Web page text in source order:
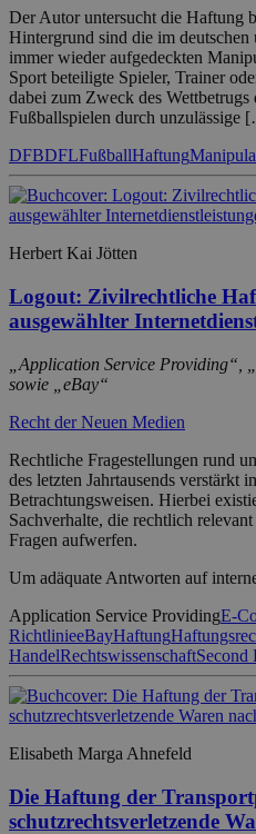
Der Autor untersucht die Haftung
Hintergrund sind die im
immer wieder aufgedeckten
Sport beteiligte Spieler, Trainer
dabei zum Zweck des Wettbetrugs
Fußballspielen durch unzulässige
DFBDFLFußballHaftung
Herbert Kai Jötten
Logout: Zivilrechtliche
ausgewählter
„Application Service Providing“,
sowie „eBay“
Recht der Neuen Medien
Rechtliche Fragestellungen rund
des letzten Jahrtausends verstärkt
Betrachtungsweisen. Hierbei
Sachverhalte, die rechtlich
Fragen aufwerfen.
Um adäquate Antworten auf
Application Service ProvidingE-
RichtlinieeBayHaftung
HandelRechtswissenschaftSecond
Elisabeth Marga Ahnefeld
Die Haftung der
schutzrechtsverletzende